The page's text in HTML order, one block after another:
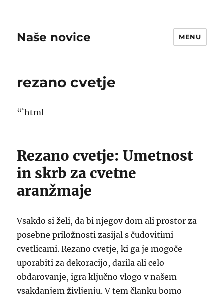
Naše novice MENU
rezano cvetje
“`html
Rezano cvetje: Umetnost
in skrb za cvetne
aranžmaje
Vsakdo si želi, da bi njegov dom ali prostor za
posebne priložnosti zasijal s čudovitimi
cvetlicami. Rezano cvetje, ki ga je mogoče
uporabiti za dekoracijo, darila ali celo
obdarovanje, igra ključno vlogo v našem
vsakdanjem življenju. V tem članku bomo